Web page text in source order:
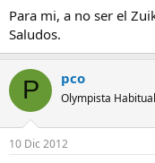
Para mi, a no ser el
Saludos.
P pco
Olympista Habitual
10 Dic 2012